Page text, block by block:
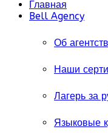
Главная
Bell Agency
Об
Наши
Лагерь за
Языковые